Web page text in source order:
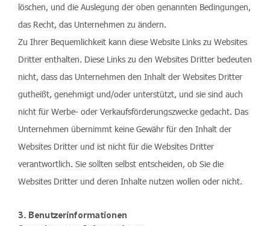
löschen, und die Auslegung der oben genannten Bedingungen,
das Recht, das Unternehmen zu ändern.
Zu Ihrer Bequemlichkeit kann diese Website Links zu Websites
Dritter enthalten. Diese Links zu den Websites Dritter bedeuten
nicht, dass das Unternehmen den Inhalt der Websites Dritter
gutheißt, genehmigt und/oder unterstützt, und sie sind auch
nicht für Werbe- oder Verkaufsförderungszwecke gedacht. Das
Unternehmen übernimmt keine Gewähr für den Inhalt der
Websites Dritter und ist nicht für die Websites Dritter
verantwortlich. Sie sollten selbst entscheiden, ob Sie die
Websites Dritter und deren Inhalte nutzen wollen oder nicht.
3. Benutzerinformationen